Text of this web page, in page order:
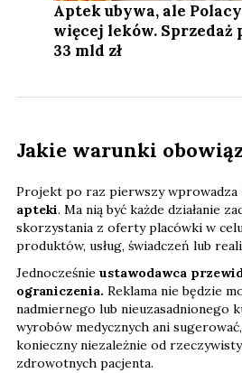
Aptek ubywa, ale
więcej leków. Sprzedaż
33 mld zł
Jakie warunki
Projekt po raz pierwszy wprowadza
apteki. Ma nią być każde działanie
skorzystania z oferty placówki w
produktów, usług, świadczeń lub
Jednocześnie ustawodawca
ograniczenia. Reklama nie będzie
nadmiernego lub nieuzasadnionego
wyrobów medycznych ani
konieczny niezależnie od
zdrowotnych pacjenta.